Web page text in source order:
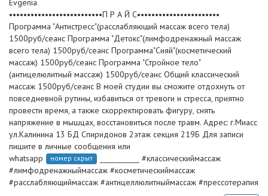
••••••••••••••••••••••••••П Р А Й С•••••••••••••••••••••••
Программа "Антистресс"(расслабляющий массаж всего тела)
1500руб/сеанс Программа "Детокс"(лимфодренажный массаж
всего тела) 1500руб/сеанс Программа"Сияй"(косметический
массаж) 1500руб/сеанс Программа "Стройное тело"
(антицелюлитный массаж) 1500руб/сеанс Общий классический
массаж 1500руб/сеанс В моей студии вы сможите отдохнуть от
повседневной рутины, избавиться от тревоги и стресса, приятно
провести время, а также скорректировать фигуру, снять
напряжение в мышцах, восстановиться после травм. Адрес: г.Миасс
ул.Калинина 13 БД Спиридонов 2этаж секция 219Б Для записи
пишите в личные сообщения или
whatsapp
номер скрыт
___________ #классическиймассаж
#лимфодренажныймассаж #косметическиймассаж
#расслабляющиймассаж #антицеллюлитныймассаж #прессотерапия